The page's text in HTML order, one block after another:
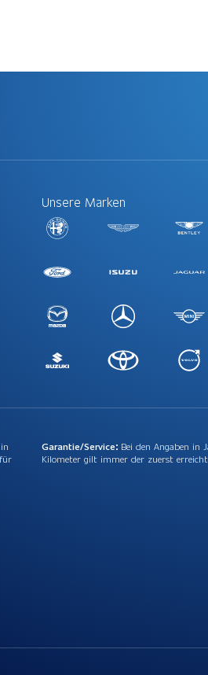
Unsere Marken
Garantie/Service: Bei den Angaben in
Kilometer gilt immer der zuerst